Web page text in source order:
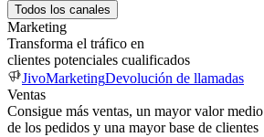
Todos los canales
Marketing
Transforma el tráfico en
clientes potenciales cualificados
JivoMarketingDevolución de llamadas
Ventas
Consigue más ventas, un mayor valor medio
de los pedidos y una mayor base de clientes